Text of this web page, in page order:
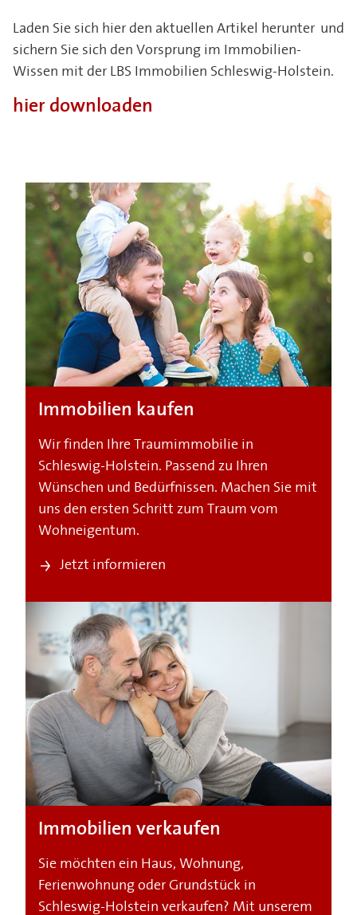
Laden Sie sich hier den aktuellen Artikel herunter und
sichern Sie sich den Vorsprung im Immobilien-
Wissen mit der LBS Immobilien Schleswig-Holstein.
hier downloaden
Immobilien kaufen
Wir finden Ihre Traumimmobilie in
Schleswig-Holstein. Passend zu Ihren
Wünschen und Bedürfnissen. Machen Sie mit
uns den ersten Schritt zum Traum vom
Wohneigentum.
Jetzt informieren
Immobilien verkaufen
Sie möchten ein Haus, Wohnung,
Ferienwohnung oder Grundstück in
Schleswig-Holstein verkaufen? Mit unserem